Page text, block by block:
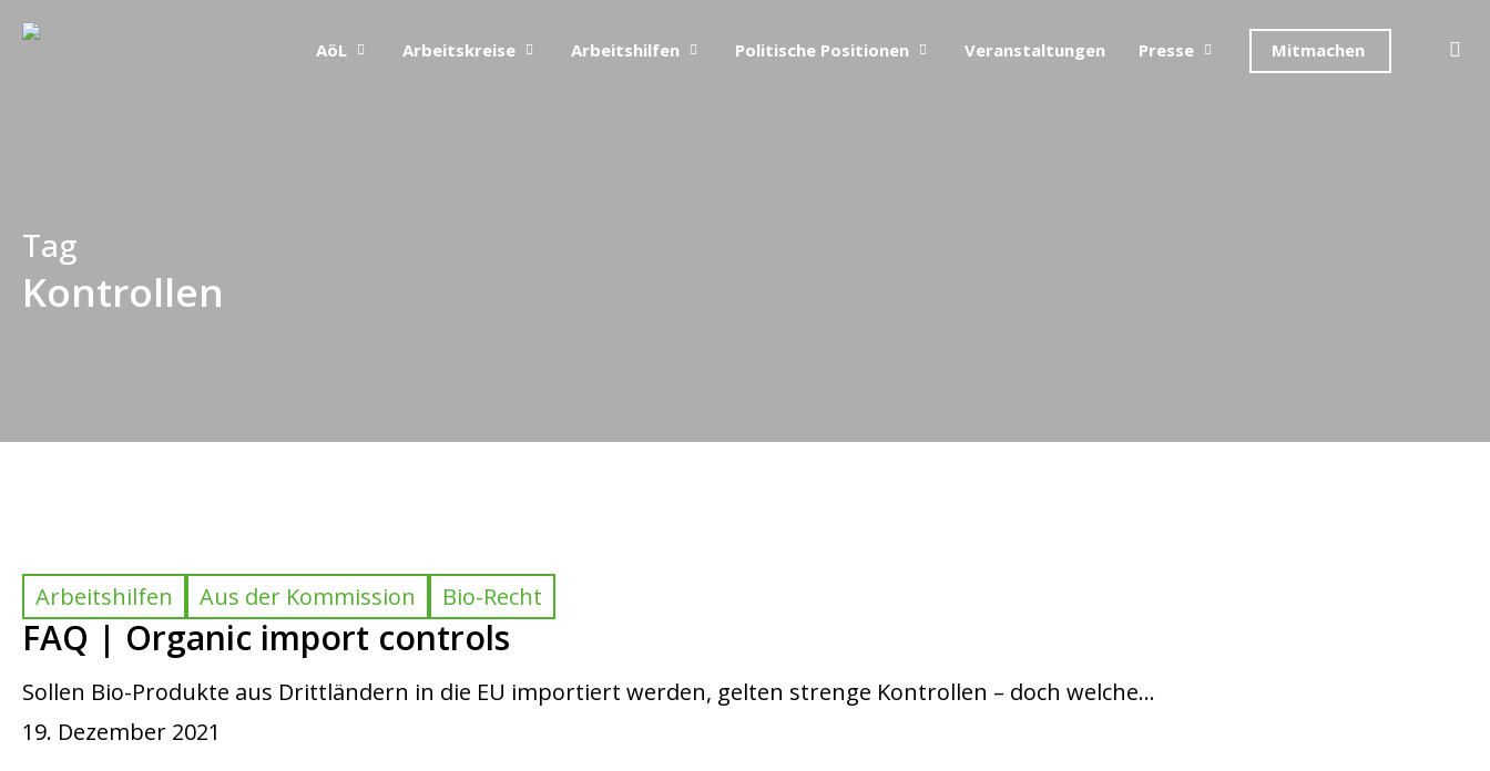
Skip
AöL Arbeitskreise Arbeitshilfen Politische Positionen Veranstaltungen Presse Mitmachen
Tag
Kontrollen
Arbeitshilfen Aus der Kommission Bio-Recht
FAQ | Organic import controls
Sollen Bio-Produkte aus Drittländern in die EU importiert werden, gelten strenge Kontrollen – doch welche…
19. Dezember 2021